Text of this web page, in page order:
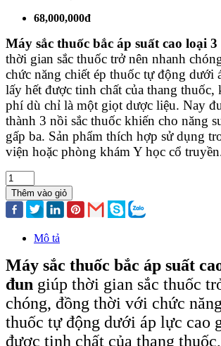
68,000,000đ
Máy sắc thuốc bắc áp suất cao loại
thời gian sắc thuốc trở nên nhanh
chức năng chiết ép thuốc tự động dưới
lấy hết được tinh chất của thang thuốc,
phí dù chỉ là một giọt dược liệu. Nay
thành 3 nồi sắc thuốc khiến cho năng
gấp ba. Sản phẩm thích hợp sử dụng
viện hoặc phòng khám Y học cổ
Thêm vào giỏ
Mô tả
Máy sắc thuốc bắc áp suất
đun giúp thời gian sắc thuốc
chóng, đồng thời với chức
thuốc tự động dưới áp lực cao
được tinh chất của thang